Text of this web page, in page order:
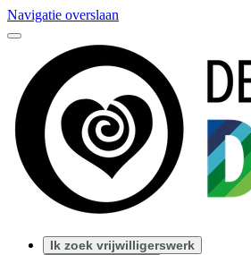
Navigatie overslaan
Ik zoek vrijwilligerswerk